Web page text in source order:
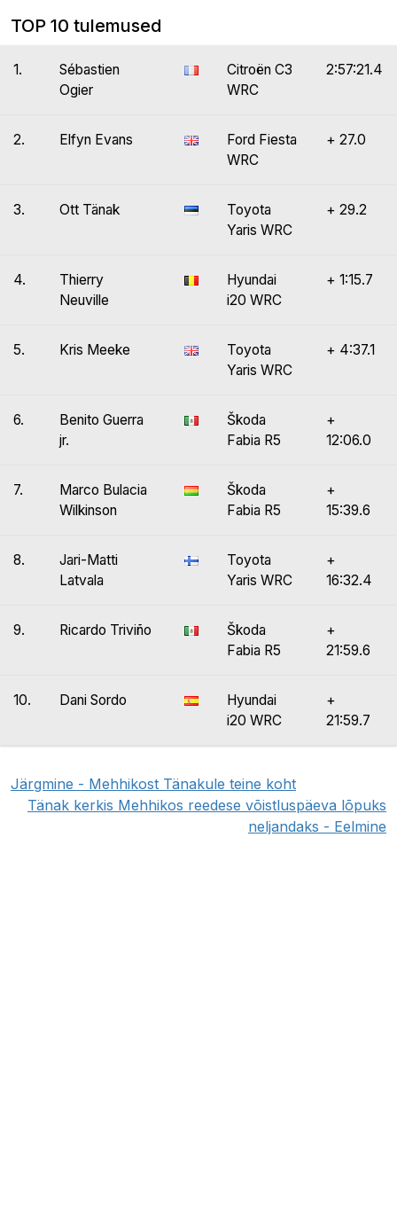
TOP 10 tulemused
1.
Sébastien
Ogier
Citroën C3
WRC
2:57:21.4
2. Elfyn Evans
Ford Fiesta
WRC
+ 27.0
3. Ott Tänak
Toyota
Yaris WRC
+ 29.2
4.
Thierry
Neuville
Hyundai
i20 WRC
+ 1:15.7
5. Kris Meeke
Toyota
Yaris WRC
+ 4:37.1
6.
Benito Guerra
jr.
Škoda
Fabia R5
+
12:06.0
7.
Marco Bulacia
Wilkinson
Škoda
Fabia R5
+
15:39.6
8.
Jari-Matti
Latvala
Toyota
Yaris WRC
+
16:32.4
9. Ricardo Triviño
Škoda
Fabia R5
+
21:59.6
10. Dani Sordo
Hyundai
i20 WRC
+
21:59.7
Järgmine - Mehhikost Tänakule teine koht
Tänak kerkis Mehhikos reedese võistluspäeva lõpuks
neljandaks - Eelmine